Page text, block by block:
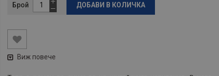
Брой ДОБАВИ В КОЛИЧКА
Виж повече